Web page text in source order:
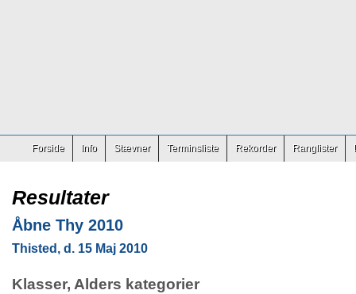
Forside Info Stævner Terminsliste Rekorder Ranglister
Resultater
Åbne Thy 2010
Thisted, d. 15 Maj 2010
Klasser, Alders kategorier